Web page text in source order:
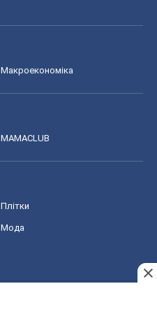
Макроекономіка
MAMACLUB
Плітки
Мода